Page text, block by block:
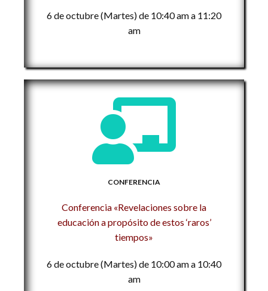
6 de octubre (Martes) de 10:40 am a 11:20
am
CONFERENCIA
Conferencia «Revelaciones sobre la
educación a propósito de estos ‘raros’
tiempos»
6 de octubre (Martes) de 10:00 am a 10:40
am